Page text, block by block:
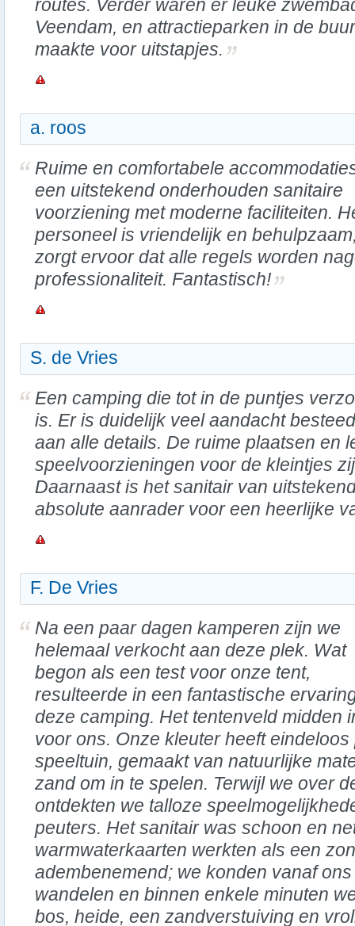
routes. Verder waren er leuke
Veendam, en attractieparken in de
maakte voor uitstapjes.
a. roos
Ruime en comfortabele
een uitstekend onderhouden sanitaire
voorziening met moderne faciliteiten.
personeel is vriendelijk en
zorgt ervoor dat alle regels worden
professionaliteit. Fantastisch!
S. de Vries
Een camping die tot in de puntjes
is. Er is duidelijk veel aandacht besteed
aan alle details. De ruime plaatsen en
speelvoorzieningen voor de kleintjes
Daarnaast is het sanitair van
absolute aanrader voor een heerlijke
F. De Vries
Na een paar dagen kamperen zijn we
helemaal verkocht aan deze plek. Wat
begon als een test voor onze tent,
resulteerde in een fantastische
deze camping. Het tentenveld midden
voor ons. Onze kleuter heeft
speeltuin, gemaakt van natuurlijke
zand om in te spelen. Terwijl we over
ontdekten we talloze
peuters. Het sanitair was schoon en
warmwaterkaarten werkten als een
adembenemend; we konden vanaf
wandelen en binnen enkele minuten
bos, heide, een zandverstuiving en